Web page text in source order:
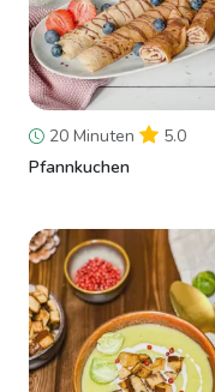
20 Minuten
5.0
Pfannkuchen